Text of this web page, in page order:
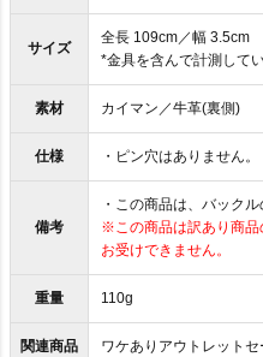
サイズ
全長 109cm／幅 3.5cm
*金具を含んで計測してい
素材 カイマン／牛革(裏側)
仕様 ・ピン穴はありません。
備考
・この商品は、バック
※この商品は訳あり商品
お受けできません。
重量 110g
関連商品 ワケありアウトレットセ